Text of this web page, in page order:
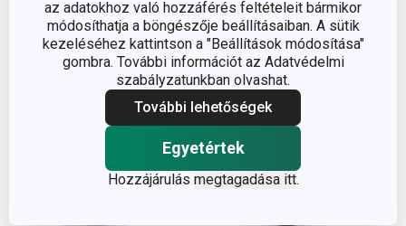
az adatokhoz való hozzáférés feltételeit bármikor
módosíthatja a böngészője beállításaiban. A sütik
kezeléséhez kattintson a "Beállítások módosítása"
gombra. További információt az Adatvédelmi
szabályzatunkban olvashat.
További lehetőségek
Egyetértek
Hozzájárulás megtagadása itt.
11 márkaboltban elérhető
Kosárba
11 márkaboltban elérhető
Kosárba